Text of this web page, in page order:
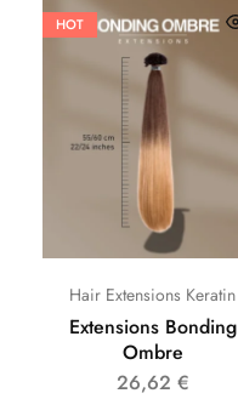
HOT
Hair Extensions Keratin
Extensions Bonding
Ombre
26,62 €